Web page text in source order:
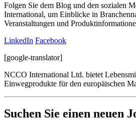
Folgen Sie dem Blog und den sozialen
International, um Einblicke in
Veranstaltungen und
LinkedIn Facebook
[google-translator]
NCCO International Ltd. bietet
Einwegprodukte für den europäischen
Suchen Sie einen neuen